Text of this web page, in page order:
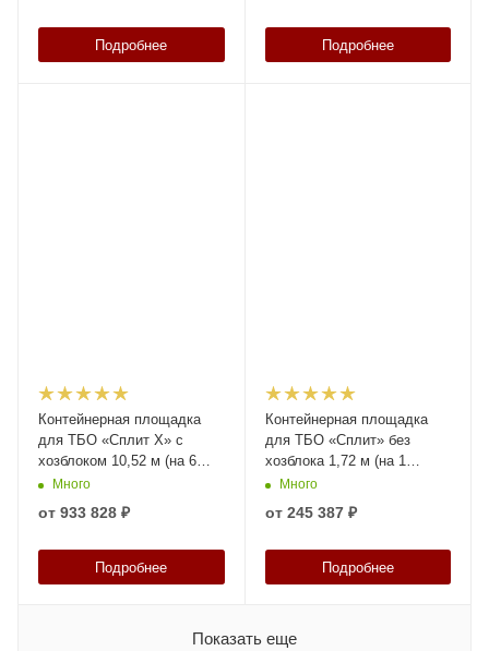
Подробнее Подробнее
Контейнерная площадка
для ТБО «Сплит Х» с
хозблоком 10,52 м (на 6
контейнеров)
Много
от 933 828 ₽
Подробнее
Контейнерная площадка
для ТБО «Сплит» без
хозблока 1,72 м (на 1
контейнер)
Много
от 245 387 ₽
Подробнее
Показать еще